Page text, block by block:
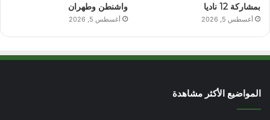
بمشاركة 12 ناديا
أغسطس 5, 2026
واشنطن وطهران
أغسطس 5, 2026
المواضيع الأكثر مشاهدة